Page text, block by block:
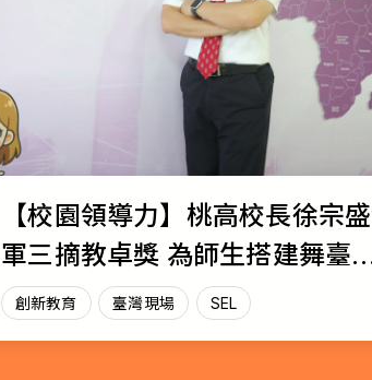
【校園領導力】桃高校長徐宗
軍三摘教卓獎 為師生搭建舞臺
放光芒
創新教育 臺灣現場 SEL
教育部首辦「大專院校通識教
師交流工作坊」 共創AI與永續未
來課堂
創新教育 臺灣現場 AI教育
退而不休，無私奉獻─教育部
115年教育奉獻獎獲獎名單
教師 教育奉獻獎 臺灣現場